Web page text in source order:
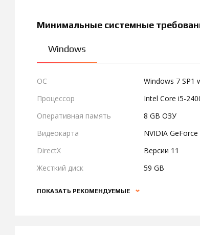
Минимальные системные
Windows
ОС
Windows 7 SP1
Процессор
Intel Core i5-
Оперативная память
8 GB ОЗУ
Видеокарта
NVIDIA
DirectX
Версии 11
Жесткий диск
59 GB
ПОКАЗАТЬ РЕКОМЕНДУЕМЫЕ